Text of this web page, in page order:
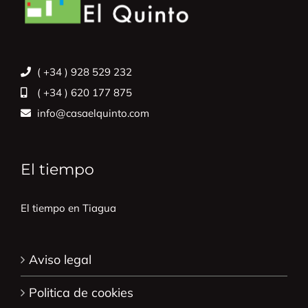
( +34 ) 928 529 232
( +34 ) 620 177 875
info@casaelquinto.com
El tiempo
El tiempo en Tiagua
Aviso legal
Politica de cookies